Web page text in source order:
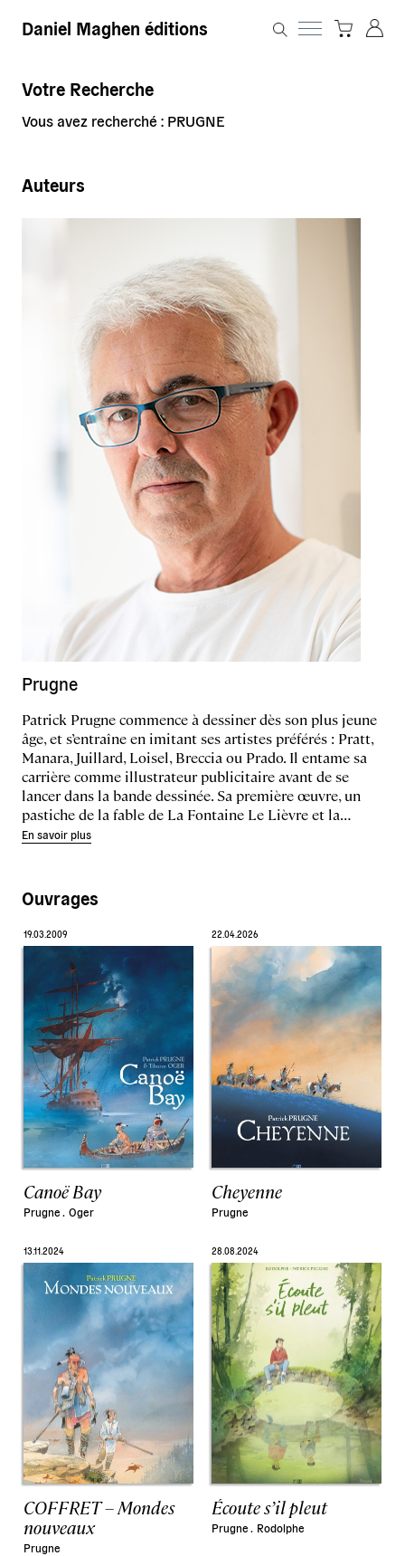
Daniel Maghen éditions
Votre Recherche
Vous avez recherché : PRUGNE
Auteurs
Prugne
Patrick Prugne commence à dessiner dès son plus jeune
âge, et s’entraîne en imitant ses artistes préférés : Pratt,
Manara, Juillard, Loisel, Breccia ou Prado. Il entame sa
carrière comme illustrateur publicitaire avant de se
lancer dans la bande dessinée. Sa première œuvre, un
pastiche de la fable de La Fontaine Le Lièvre et la…
En savoir plus
Ouvrages
19.03.2009
Canoë Bay
Prugne . Oger
22.04.2026
Cheyenne
Prugne
13.11.2024
COFFRET – Mondes
nouveaux
Prugne
28.08.2024
Écoute s’il pleut
Prugne . Rodolphe